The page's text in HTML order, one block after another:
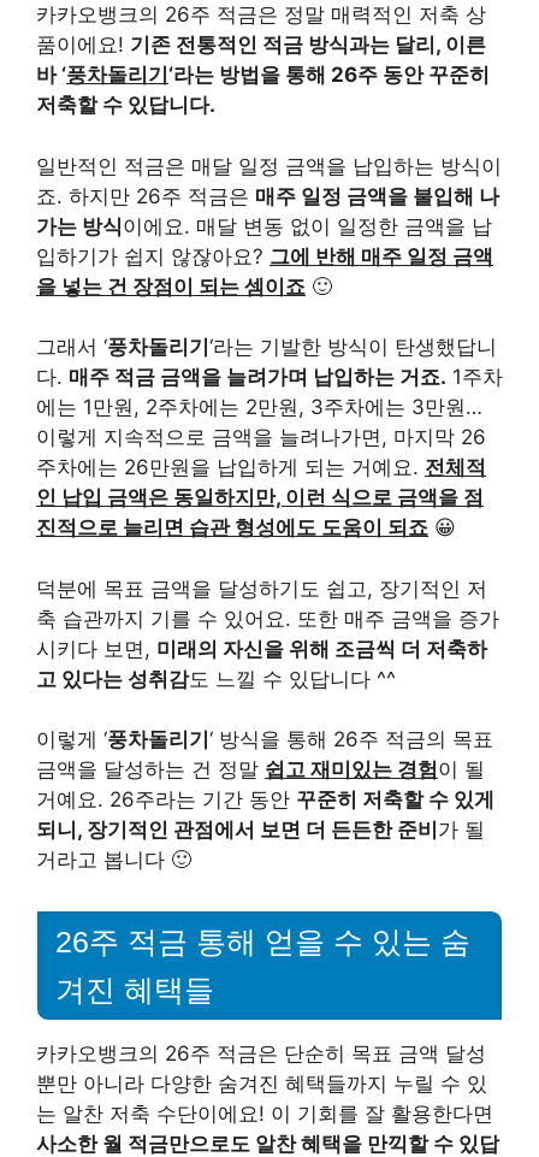
카카오뱅크의 26주 적금은 정말 매력적인 저축 상
품이에요! 기존 전통적인 적금 방식과는 달리, 이른
바 ‘풍차돌리기 ‘라는 방법을 통해 26주 동안 꾸준히
저축할 수 있답니다.
일반적인 적금은 매달 일정 금액을 납입하는 방식이
죠. 하지만 26주 적금은 매주 일정 금액을 불입해 나
가는 방식이에요. 매달 변동 없이 일정한 금액을 납
입하기가 쉽지 않잖아요? 그에 반해 매주 일정 금액
을 넣는 건 장점이 되는 셈이죠 🙂
그래서 ‘풍차돌리기 ‘라는 기발한 방식이 탄생했답니
다. 매주 적금 금액을 늘려가며 납입하는 거죠. 1주차
에는 1만원, 2주차에는 2만원, 3주차에는 3만원…
이렇게 지속적으로 금액을 늘려나가면, 마지막 26
주차에는 26만원을 납입하게 되는 거예요. 전체적
인 납입 금액은 동일하지만, 이런 식으로 금액을 점
진적으로 늘리면 습관 형성에도 도움이 되죠 😀
덕분에 목표 금액을 달성하기도 쉽고, 장기적인 저
축 습관까지 기를 수 있어요. 또한 매주 금액을 증가
시키다 보면, 미래의 자신을 위해 조금씩 더 저축하
고 있다는 성취감도 느낄 수 있답니다 ^^
이렇게 ‘풍차돌리기 ‘ 방식을 통해 26주 적금의 목표
금액을 달성하는 건 정말 쉽고 재미있는 경험이 될
거예요. 26주라는 기간 동안 꾸준히 저축할 수 있게
되니, 장기적인 관점에서 보면 더 든든한 준비 가 될
거라고 봅니다 🙂
26주 적금 통해 얻을 수 있는 숨
겨진 혜택들
카카오뱅크의 26주 적금은 단순히 목표 금액 달성
뿐만 아니라 다양한 숨겨진 혜택들까지 누릴 수 있
는 알찬 저축 수단이에요! 이 기회를 잘 활용한다면
사소한 월 적금만으로도 알찬 혜택을 만끽할 수 있답